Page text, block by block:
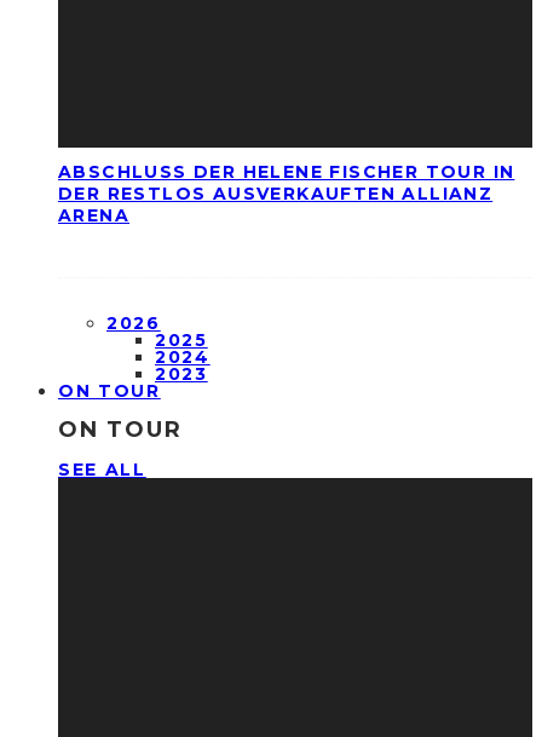
ABSCHLUSS DER HELENE FISCHER TOUR IN
DER RESTLOS AUSVERKAUFTEN ALLIANZ
ARENA
2026
2025
2024
2023
ON TOUR
ON TOUR
SEE ALL